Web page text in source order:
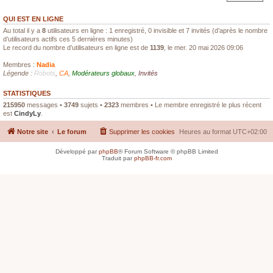
QUI EST EN LIGNE
Au total il y a 8 utilisateurs en ligne : 1 enregistré, 0 invisible et 7 invités (d’après le nombre
d’utilisateurs actifs ces 5 dernières minutes)
Le record du nombre d’utilisateurs en ligne est de 1139 , le mer. 20 mai 2026 09:06
Membres : Nadia
Légende : Robots CA Modérateurs globaux Invités
STATISTIQUES
215950 messages • 3749 sujets • 2323 membres • Le membre enregistré le plus récent
est CindyLy
Notre site Le forum Heures au format UTC+02:00
Supprimer les cookies
Développé parphpBB® Forum Software © phpBB Limited
Traduit parphpBB-fr.com